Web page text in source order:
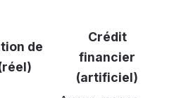
de
Crédit
financier
(artificiel)